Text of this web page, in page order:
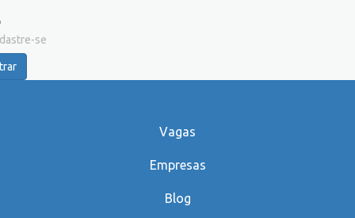
se
Vagas
Empresas
Blog